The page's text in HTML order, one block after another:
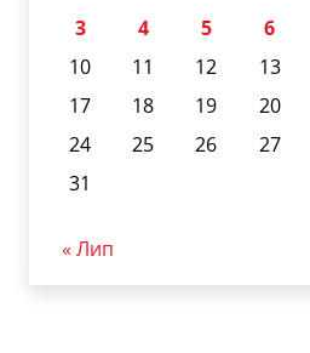
3
4 5 6
10
11 12 13
17
18 19 20
24
25 26 27
31
« Лип